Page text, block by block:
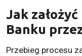
Jak
Banku
Przebieg procesu